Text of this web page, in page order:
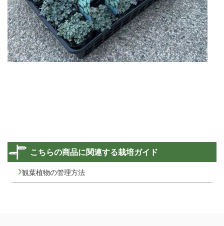
こちらの商品に関連する栽培ガイド
観葉植物の管理方法